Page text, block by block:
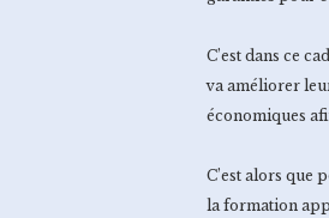
C’est dans ce
va améliorer
économiques
C’est alors que
la formation